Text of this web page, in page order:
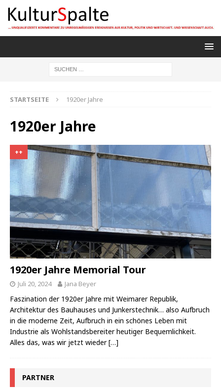
STARTSEITE 1920er Jahre
1920er Jahre
++
1920er Jahre Memorial Tour
Juli 20, 2024 Jana Beyer
Faszination der 1920er Jahre mit Weimarer Republik,
Architektur des Bauhauses und Junkerstechnik… also Aufbruch
in die moderne Zeit, Aufbruch in ein schönes Leben mit
Industrie als Wohlstandsbereiter heutiger Bequemlichkeit.
Alles das, was wir jetzt wieder[…]
PARTNER